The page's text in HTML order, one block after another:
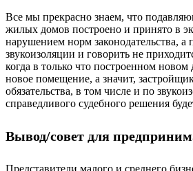
Все мы прекрасно знаем, что
жилых домов построено и принято в
нарушением норм законодательства,
звукоизоляции и говорить не
когда в только что построенном новом
новое помещение, а значит,
обязательства, в том числе и по
справедливого судебного решения
Вывод/совет для
Представители малого и среднего